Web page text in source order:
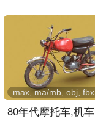
max, ma/mb, obj, fbx